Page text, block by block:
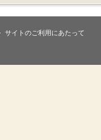
サイトのご利用にあたって